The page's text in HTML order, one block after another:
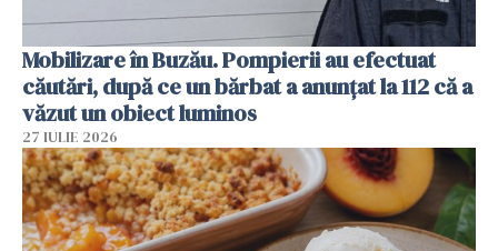
Mobilizare în Buzău. Pompierii au efectuat
căutări, după ce un bărbat a anunțat la 112 că a
văzut un obiect luminos
27 IULIE 2026